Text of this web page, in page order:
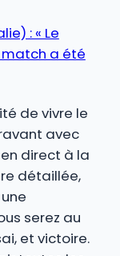
: « Le
match a été
de vivre le
avec
direct à la
détaillée,
serez au
et victoire.